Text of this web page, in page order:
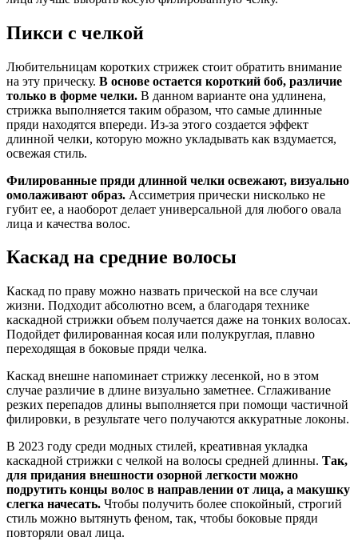
Пикси с челкой
Любительницам коротких стрижек стоит обратить внимание
на эту прическу. В основе остается короткий боб, различие
только в форме челки. В данном варианте она удлинена,
стрижка выполняется таким образом, что самые длинные
пряди находятся впереди. Из-за этого создается эффект
длинной челки, которую можно укладывать как вздумается,
освежая стиль.
Филированные пряди длинной челки освежают, визуально
омолаживают образ. Ассиметрия прически нисколько не
губит ее, а наоборот делает универсальной для любого овала
лица и качества волос.
Каскад на средние волосы
Каскад по праву можно назвать прической на все случаи
жизни. Подходит абсолютно всем, а благодаря технике
каскадной стрижки объем получается даже на тонких волосах.
Подойдет филированная косая или полукруглая, плавно
переходящая в боковые пряди челка.
Каскад внешне напоминает стрижку лесенкой, но в этом
случае различие в длине визуально заметнее. Сглаживание
резких перепадов длины выполняется при помощи частичной
филировки, в результате чего получаются аккуратные локоны.
В 2023 году среди модных стилей, креативная укладка
каскадной стрижки с челкой на волосы средней длинны. Так,
для придания внешности озорной легкости можно
подрутить концы волос в направлении от лица, а макушку
слегка начесать. Чтобы получить более спокойный, строгий
стиль можно вытянуть феном, так, чтобы боковые пряди
повторяли овал лица.